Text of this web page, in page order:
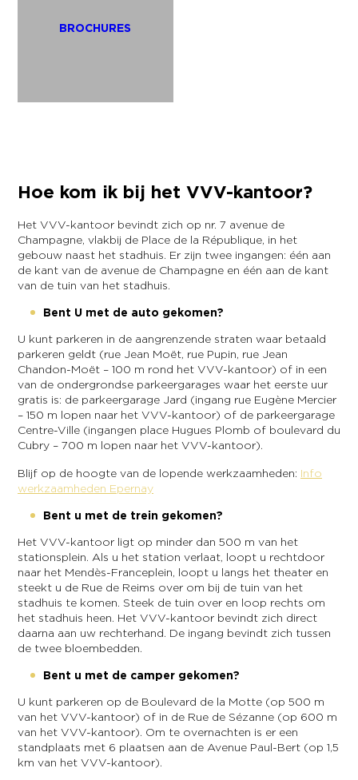
BROCHURES
Hoe kom ik bij het VVV-kantoor?
Het VVV-kantoor bevindt zich op nr. 7 avenue de
Champagne, vlakbij de Place de la République, in het
gebouw naast het stadhuis. Er zijn twee ingangen: één aan
de kant van de avenue de Champagne en één aan de kant
van de tuin van het stadhuis.
Bent U met de auto gekomen?
U kunt parkeren in de aangrenzende straten waar betaald
parkeren geldt (rue Jean Moët, rue Pupin, rue Jean
Chandon-Moët – 100 m rond het VVV-kantoor) of in een
van de ondergrondse parkeergarages waar het eerste uur
gratis is: de parkeergarage Jard (ingang rue Eugène Mercier
– 150 m lopen naar het VVV-kantoor) of de parkeergarage
Centre-Ville (ingangen place Hugues Plomb of boulevard du
Cubry – 700 m lopen naar het VVV-kantoor).
Blijf op de hoogte van de lopende werkzaamheden: Info
werkzaamheden Epernay
Bent u met de trein gekomen?
Het VVV-kantoor ligt op minder dan 500 m van het
stationsplein. Als u het station verlaat, loopt u rechtdoor
naar het Mendès-Franceplein, loopt u langs het theater en
steekt u de Rue de Reims over om bij de tuin van het
stadhuis te komen. Steek de tuin over en loop rechts om
het stadhuis heen. Het VVV-kantoor bevindt zich direct
daarna aan uw rechterhand. De ingang bevindt zich tussen
de twee bloembedden.
Bent u met de camper gekomen?
U kunt parkeren op de Boulevard de la Motte (op 500 m
van het VVV-kantoor) of in de Rue de Sézanne (op 600 m
van het VVV-kantoor). Om te overnachten is er een
standplaats met 6 plaatsen aan de Avenue Paul-Bert (op 1,5
km van het VVV-kantoor).